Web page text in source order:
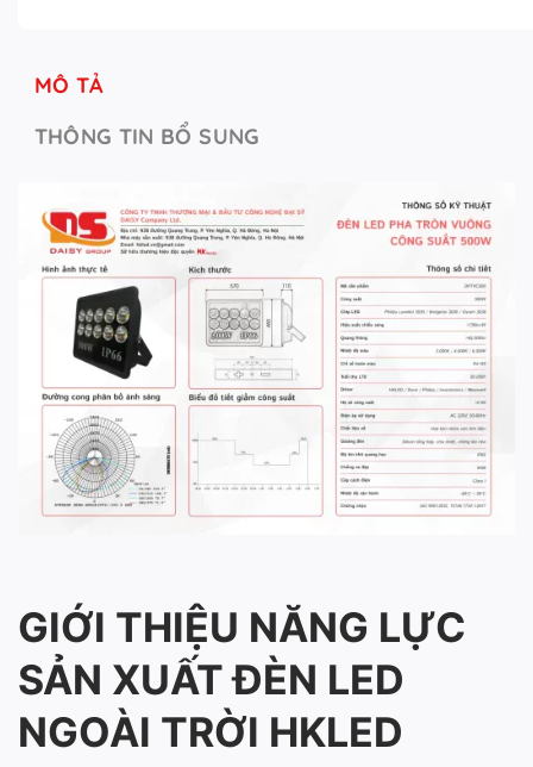
MÔ TẢ
THÔNG TIN BỔ SUNG
GIỚI THIỆU NĂNG LỰC
SẢN XUẤT ĐÈN LED
NGOÀI TRỜI HKLED